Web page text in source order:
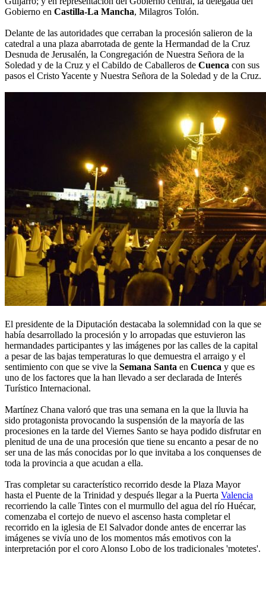
Gobierno en Castilla-La Mancha, Milagros Tolón.
Delante de las autoridades que cerraban la procesión salieron de la
catedral a una plaza abarrotada de gente la Hermandad de la Cruz
Desnuda de Jerusalén, la Congregación de Nuestra Señora de la
Soledad y de la Cruz y el Cabildo de Caballeros de Cuenca con sus
pasos el Cristo Yacente y Nuestra Señora de la Soledad y de la Cruz.
El presidente de la Diputación destacaba la solemnidad con la que se
había desarrollado la procesión y lo arropadas que estuvieron las
hermandades participantes y las imágenes por las calles de la capital
a pesar de las bajas temperaturas lo que demuestra el arraigo y el
sentimiento con que se vive la Semana Santa en Cuenca y que es
uno de los factores que la han llevado a ser declarada de Interés
Turístico Internacional.
Martínez Chana valoró que tras una semana en la que la lluvia ha
sido protagonista provocando la suspensión de la mayoría de las
procesiones en la tarde del Viernes Santo se haya podido disfrutar en
plenitud de una de una procesión que tiene su encanto a pesar de no
ser una de las más conocidas por lo que invitaba a los conquenses de
toda la provincia a que acudan a ella.
Tras completar su característico recorrido desde la Plaza Mayor
hasta el Puente de la Trinidad y después llegar a la Puerta Valencia
recorriendo la calle Tintes con el murmullo del agua del río Huécar,
comenzaba el cortejo de nuevo el ascenso hasta completar el
recorrido en la iglesia de El Salvador donde antes de encerrar las
imágenes se vivía uno de los momentos más emotivos con la
interpretación por el coro Alonso Lobo de los tradicionales 'motetes'.